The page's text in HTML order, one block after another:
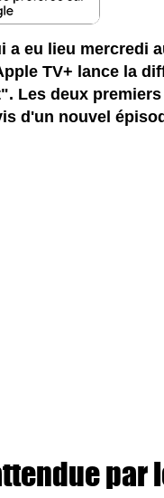
a eu lieu mercredi
TV+ lance la
Les deux
d'un nouvel
par